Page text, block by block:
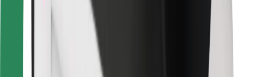
Terma & Syarat
Keselamatan